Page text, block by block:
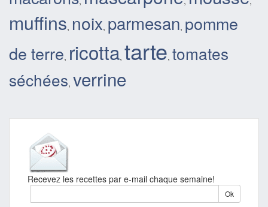
muffins, noix, parmesan, pomme
de terre, ricotta, tarte, tomates
séchées, verrine
Recevez les recettes par e-mail chaque semaine!